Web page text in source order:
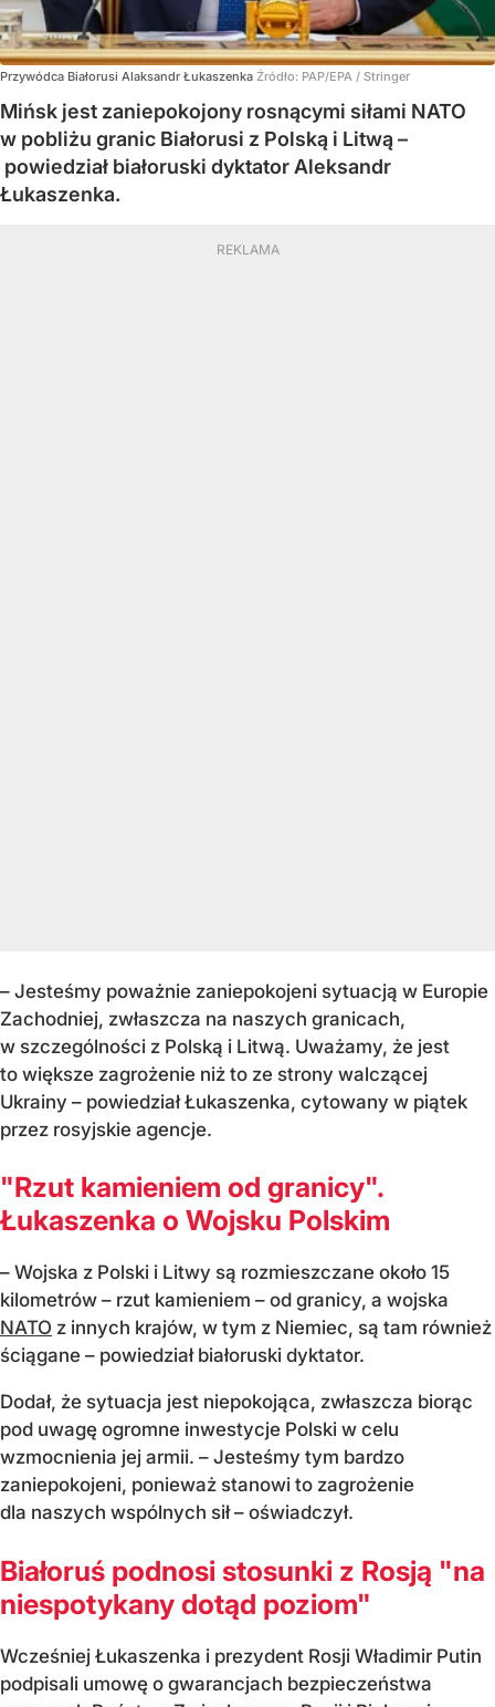
Przywódca Białorusi Alaksandr Łukaszenka Źródło: PAP/EPA / Stringer
Mińsk jest zaniepokojony rosnącymi siłami NATO
w pobliżu granic Białorusi z Polską i Litwą –
powiedział białoruski dyktator Aleksandr
Łukaszenka.
– Jesteśmy poważnie zaniepokojeni sytuacją w Europie
Zachodniej, zwłaszcza na naszych granicach,
w szczególności z Polską i Litwą. Uważamy, że jest
to większe zagrożenie niż to ze strony walczącej
Ukrainy – powiedział Łukaszenka, cytowany w piątek
przez rosyjskie agencje.
"Rzut kamieniem od granicy".
Łukaszenka o Wojsku Polskim
– Wojska z Polski i Litwy są rozmieszczane około 15
kilometrów – rzut kamieniem – od granicy, a wojska
NATO z innych krajów, w tym z Niemiec, są tam również
ściągane – powiedział białoruski dyktator.
Dodał, że sytuacja jest niepokojąca, zwłaszcza biorąc
pod uwagę ogromne inwestycje Polski w celu
wzmocnienia jej armii. – Jesteśmy tym bardzo
zaniepokojeni, ponieważ stanowi to zagrożenie
dla naszych wspólnych sił – oświadczył.
Białoruś podnosi stosunki z Rosją "na
niespotykany dotąd poziom"
Wcześniej Łukaszenka i prezydent Rosji Władimir Putin
podpisali umowę o gwarancjach bezpieczeństwa